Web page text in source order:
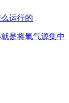
是将氧气源集中